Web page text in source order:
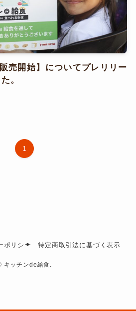
売開始】についてプレリリー
。
1
ポリシー 特定商取引法に基づく表示
キッチンde給食.